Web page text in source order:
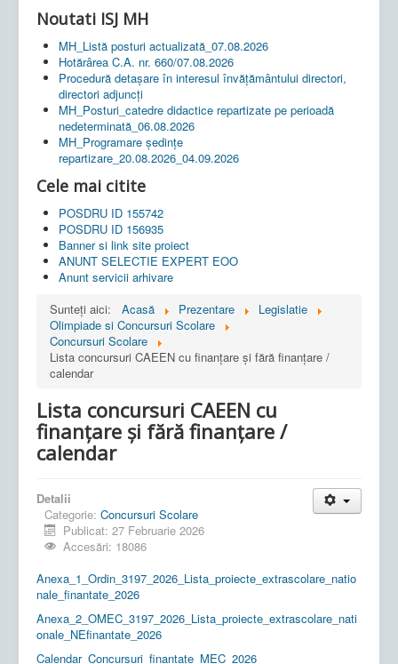
Noutati ISJ MH
MH_Listă posturi actualizată_07.08.2026
Hotărârea C.A. nr. 660/07.08.2026
Procedură detașare în interesul învățământului directori,
directori adjuncți
MH_Posturi_catedre didactice repartizate pe perioadă
nedeterminată_06.08.2026
MH_Programare ședințe
repartizare_20.08.2026_04.09.2026
Cele mai citite
POSDRU ID 155742
POSDRU ID 156935
Banner si link site proiect
ANUNT SELECTIE EXPERT EOO
Anunt servicii arhivare
Sunteți aici:
Acasă Prezentare
Legislatie
Olimpiade si Concursuri Scolare
Concursuri Scolare
Lista concursuri CAEEN cu finanțare și fără finanțare /
calendar
Lista concursuri CAEEN cu
finanțare și fără finanțare /
calendar
Detalii
Categorie: Concursuri Scolare
Publicat: 27 Februarie 2026
Accesări: 18086
Anexa_1_Ordin_3197_2026_Lista_proiecte_extrascolare_natio
nale_finantate_2026
Anexa_2_OMEC_3197_2026_Lista_proiecte_extrascolare_nati
onale_NEfinantate_2026
Calendar_Concursuri_finantate_MEC_2026